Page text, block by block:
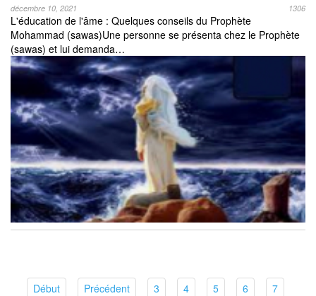
décembre 10, 2021 1306
L'éducation de l'âme : Quelques conseils du Prophète
Mohammad (sawas)Une personne se présenta chez le Prophète
(sawas) et lui demanda…
Début(current)Précédent(current)
3(current)
4(current)
5(current)
6(current)
7(current)